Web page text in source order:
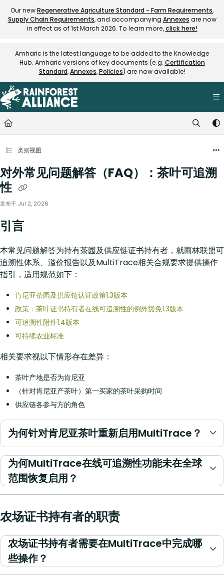
Documentation Index
Fetch the complete documentation index at:https://
Our newRegenerative Agriculture Standard - Farm Requirements,
Supply Chain Requirements, and accompanying Annexes are now
in effect as of 1st March 2026. To learn more,click here!
Amharic is the latest language to be added to the Knowledge
Hub. Amharic versions of key documents (e.g. Certification
Standard,Annexes,Policies) are now available!
类别视图
对外常见问题解答（FAQ）：茶叶可追溯
性
发布于 Jul 2, 2026
引言
本常见问题解答为持有茶园及供应链证书持有者，就雨林联盟可
追溯性体系、溢价报告以及MultiTrace相关合规要求提供操作
指引，适用规范如下：
肯尼亚茶园及供应链认证政策1.3版本
政策：茶叶证书持有者在线可追溯性的例外豁免1.3版本
可追溯性附件1.4版本
可持续农业标准
相关要求视以下情形存在差异：
茶叶产地是否为肯尼亚
（针对肯尼亚产茶叶）第一买家的茶叶采购时间
供应链各参与方的角色
为何针对肯尼亚茶叶重新启用MultiTrace？
为何MultiTrace在线可追溯性功能未在全球
范围恢复启用？
农场证书持有者的职责
农场证书持有者需要在MultiTrace中完成哪
些操作？